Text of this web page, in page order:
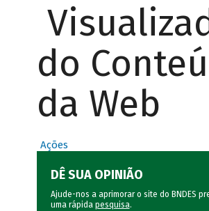
do
da Web
Ações
DÊ SUA OPINIÃO
Ajude-nos a aprimorar o site do BNDES
uma rápida pesquisa.